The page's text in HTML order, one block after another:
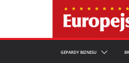
GEPARDY BIZNESU